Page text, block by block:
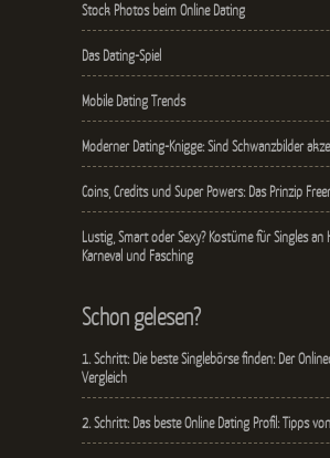
Stock Photos beim Online Dating
Das Dating-Spiel
Mobile Dating Trends
Moderner Dating-Knigge: Sind Schwanzbilder
Coins, Credits und Super Powers: Das Prinzip
Lustig, Smart oder Sexy? Kostüme für Singles an
Karneval und Fasching
Schon gelesen?
1. Schritt: Die beste Singlebörse finden: Der
Vergleich
2. Schritt: Das beste Online Dating Profil: Tipps